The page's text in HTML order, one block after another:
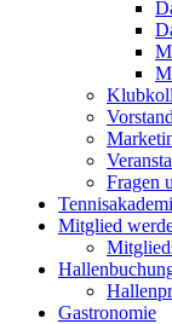
Fragen
Mitglied
Gastronomie